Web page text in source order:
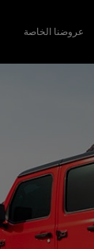
عروضنا الخاصة